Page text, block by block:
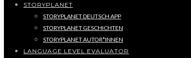
STORYPLANET
STORYPLANET DEUTSCH APP
STORYPLANET GESCHICHTEN
STORYPLANET AUTOR*INNEN
LANGUAGE LEVEL EVALUATOR